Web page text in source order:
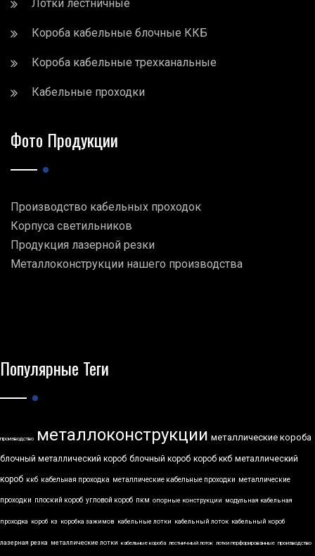
Лотки лестничные
Короба кабельные блочные ККБ
Короба кабельные трехканальные
Кабельные проходки
Фото Продукции
Производство кабельных проходок
Корпуса светильников
Продукция лазерной резки
Металлоконструкции нашего производства
Популярные Теги
производство металлоконструкции металлические короба
блочный металлический короб блочный короб короб ккб металлический
короб ккб кабельная проходка металлические кабельные проходки металлические
проходки плоский короб угловой короб пкм опорные конструкции модульная кабельная
проходка короб кз коробка зажимов кабельные лотки кабельный лоток кабельный короб
лазерная резка металлические лотки кабельные короба лестничный лоток лотки перфорированные производство